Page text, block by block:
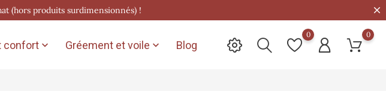
(hors produits surdimensionnés) !
confort  Gréement et voile  Blog
0 0